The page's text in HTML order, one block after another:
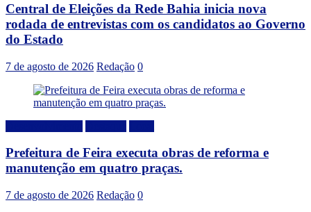
Central de Eleições da Rede Bahia inicia nova
rodada de entrevistas com os candidatos ao Governo
do Estado
7 de agosto de 2026 Redação 0
Prefeitura de Feira executa obras de reforma e
manutenção em quatro praças.
7 de agosto de 2026 Redação 0